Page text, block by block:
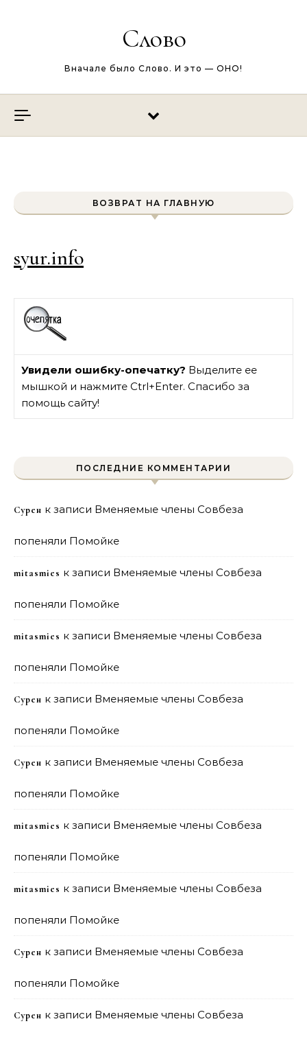
Слово
Вначале было Слово. И это — ОНО!
ВОЗВРАТ НА ГЛАВНУЮ
syur.info
Увидели ошибку-опечатку? Выделите ее
мышкой и нажмите Ctrl+Enter. Спасибо за
помощь сайту!
ПОСЛЕДНИЕ КОММЕНТАРИИ
Сурен к записи Вменяемые члены Совбеза
попеняли Помойке
mitasmies к записи Вменяемые члены Совбеза
попеняли Помойке
mitasmies к записи Вменяемые члены Совбеза
попеняли Помойке
Сурен к записи Вменяемые члены Совбеза
попеняли Помойке
Сурен к записи Вменяемые члены Совбеза
попеняли Помойке
mitasmies к записи Вменяемые члены Совбеза
попеняли Помойке
mitasmies к записи Вменяемые члены Совбеза
попеняли Помойке
Сурен к записи Вменяемые члены Совбеза
попеняли Помойке
Сурен к записи Вменяемые члены Совбеза